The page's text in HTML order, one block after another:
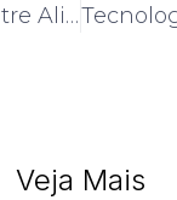
A Relação entre Alimentação e Qualidade do Sono
Veja Mais